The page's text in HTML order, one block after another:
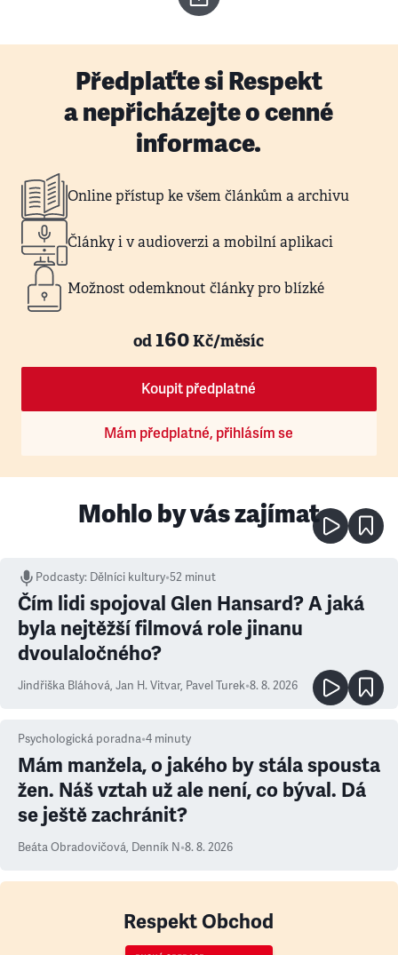
Předplaťte si Respekt
a nepřicházejte o cenné
informace.
Online přístup ke všem článkům a archivu
Články i v audioverzi a mobilní aplikaci
Možnost odemknout články pro blízké
od160Kč/měsíc
Koupit předplatné
Mám předplatné, přihlásím se
Mohlo by vás zajímat
Podcasty: Dělníci kultury•52 minut
Čím lidi spojoval Glen Hansard? A jaká
byla nejtěžší filmová role jinanu
dvoulaločného?
Jindřiška Bláhová, Jan H. Vitvar, Pavel Turek•8. 8. 2026
Psychologická poradna•4 minuty
Mám manžela, o jakého by stála spousta
žen. Náš vztah už ale není, co býval. Dá
se ještě zachránit?
Beáta Obradovičová, Denník N•8. 8. 2026
Respekt Obchod